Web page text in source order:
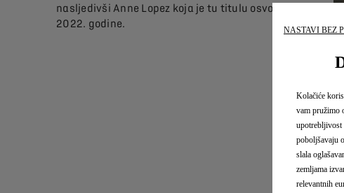
nasljedivši Anne Lopez koja je tu titulu osvojila
2022. godine.
NASTAVI BEZ
Kolačiće
vam pružimo
upotrebljivost
poboljšavaju
slala
zemljama
relevantnih